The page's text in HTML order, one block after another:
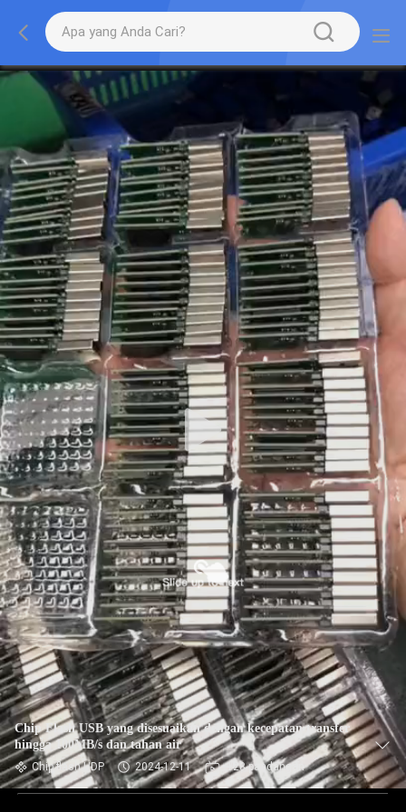
Chip Flash USB yang disesuaikan dengan kecepatan transfer
hingga 100MB/s dan tahan air
Chip flash UDP 2024-12-11 128 pandangan